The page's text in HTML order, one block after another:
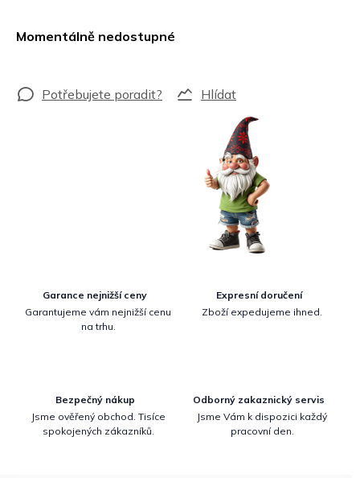
Momentálně nedostupné
Hlídat
Garance nejnižší ceny
Garantujeme vám nejnižší cenu
na trhu.
Expresní doručení
Zboží expedujeme ihned.
Bezpečný nákup
Jsme ověřený obchod. Tisíce
spokojených zákazníků.
Odborný zakaznický servis
Jsme Vám k dispozici každý
pracovní den.